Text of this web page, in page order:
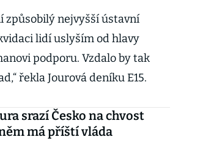
způsobilý nejvyšší ústavní
lidí uslyším od hlavy
podporu. Vzdalo by tak
řekla Jourová deníku E15.
srazí Česko na chvost
má příští vláda